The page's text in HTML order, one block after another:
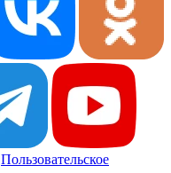
Пользовательское